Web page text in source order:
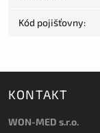
Kód pojišťovny:
KONTAKT
WON-MED s.r.o.